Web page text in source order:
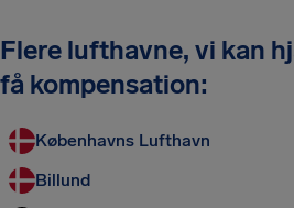
Flere lufthavne, vi kan
få kompensation:
Københavns Lufthavn
Billund